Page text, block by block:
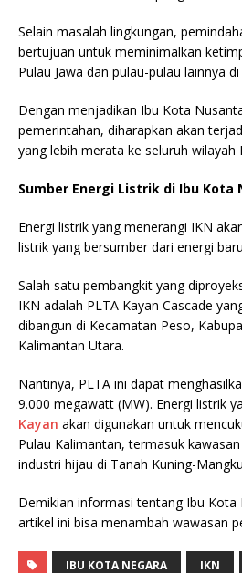
Selain masalah lingkungan,
bertujuan untuk meminimalkan
Pulau Jawa dan pulau-pulau lainnya
Dengan menjadikan Ibu Kota
pemerintahan, diharapkan akan
yang lebih merata ke seluruh wilayah
Sumber Energi Listrik di Ibu Kota
Energi listrik yang menerangi IKN
listrik yang bersumber dari energi
Salah satu pembangkit yang
IKN adalah PLTA Kayan Cascade
dibangun di Kecamatan Peso,
Kalimantan Utara.
Nantinya, PLTA ini dapat
9.000 megawatt (MW). Energi listrik
Kayan akan digunakan untuk
Pulau Kalimantan, termasuk
industri hijau di Tanah Kuning-
Demikian informasi tentang Ibu Kota
artikel ini bisa menambah wawasan
IBU KOTA NEGARA IKN